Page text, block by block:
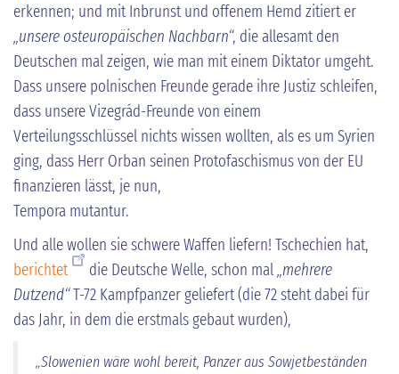
erkennen; und mit Inbrunst und offenem Hemd zitiert er
„unsere osteuropäischen Nachbarn“, die allesamt den
Deutschen mal zeigen, wie man mit einem Diktator umgeht.
Dass unsere polnischen Freunde gerade ihre Justiz schleifen,
dass unsere Vizegrád-Freunde von einem
Verteilungsschlüssel nichts wissen wollten, als es um Syrien
ging, dass Herr Orban seinen Protofaschismus von der EU
finanzieren lässt, je nun,
Tempora mutantur.
Und alle wollen sie schwere Waffen liefern! Tschechien hat,
berichtet
die Deutsche Welle, schon mal„mehrere
Dutzend“T-72 Kampfpanzer geliefert (die 72 steht dabei für
das Jahr, in dem die erstmals gebaut wurden),
„Slowenien wäre wohl bereit, Panzer aus Sowjetbeständen